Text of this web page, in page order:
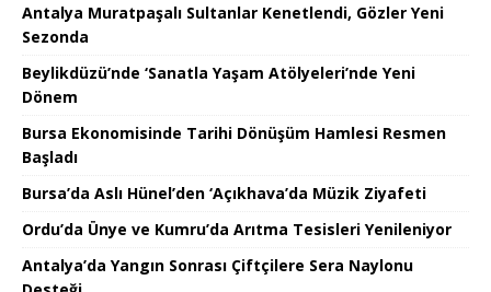
Antalya Muratpaşalı Sultanlar Kenetlendi, Gözler Yeni
Sezonda
Beylikdüzü’nde ‘Sanatla Yaşam Atölyeleri’nde Yeni
Dönem
Bursa Ekonomisinde Tarihi Dönüşüm Hamlesi Resmen
Başladı
Bursa’da Aslı Hünel’den ‘Açıkhava’da Müzik Ziyafeti
Ordu’da Ünye ve Kumru’da Arıtma Tesisleri Yenileniyor
Antalya’da Yangın Sonrası Çiftçilere Sera Naylonu